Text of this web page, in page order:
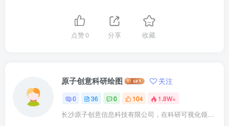
点赞0 分享 收藏
原子创意科研绘图 关注
0 36 0 104 1.8W+
长沙原子创意信息科技有限公司，在科研可视化领域努力开拓，致力于将科研成果以引人注目的可视化形式呈现。作为这个领域的积极探索者，我们专注于提供先进的数字孪生技术和综合性的科学可视化解决方案。我们提供的服务广泛，包括学术期刊封面设计、论文配图、医学插画、科研动画、版面设计及动态图形展示等，旨在融合科学与艺术，创造既具美感又富有科学内涵的作品。